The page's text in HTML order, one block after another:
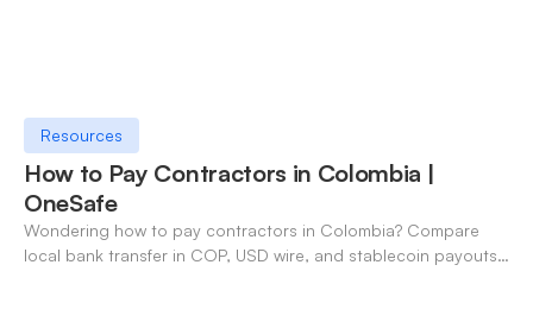
Resources
How to Pay Contractors in Colombia |
OneSafe
Wondering how to pay contractors in Colombia? Compare
local bank transfer in COP, USD wire, and stablecoin payouts.